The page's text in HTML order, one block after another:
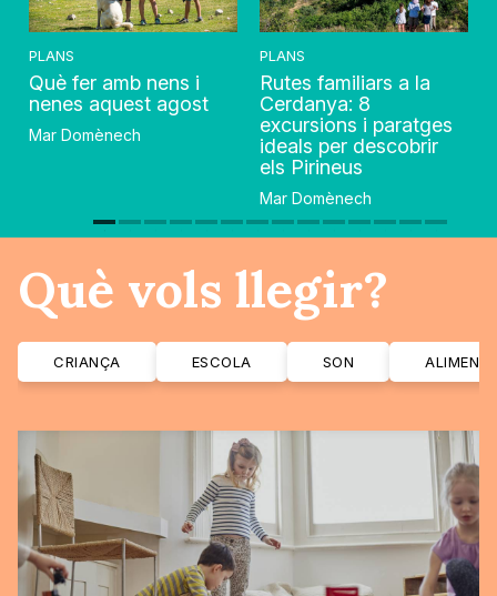
PLANS
Què fer amb nens i
nenes aquest agost
Mar Domènech
PLANS
Rutes familiars a la
Cerdanya: 8
excursions i paratges
ideals per descobrir
els Pirineus
Mar Domènech
Què vols llegir?
CRIANÇA ESCOLA SON